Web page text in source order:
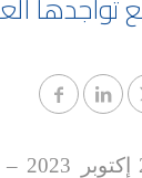
البحرية
إكتوبر 2023
–